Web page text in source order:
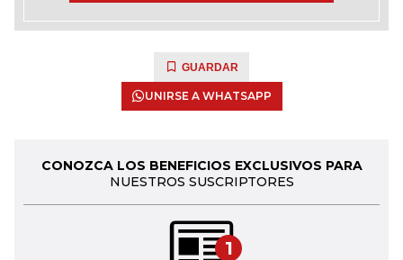
GUARDAR
UNIRSE A WHATSAPP
CONOZCA LOS BENEFICIOS EXCLUSIVOS PARA
NUESTROS SUSCRIPTORES
1